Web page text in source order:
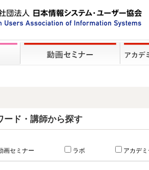
ード・講師から探す
画セミナー ラボ アカデ